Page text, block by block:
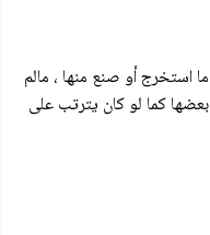
استخرج أو صنع منها ، مالم
كما لو كان يترتب على